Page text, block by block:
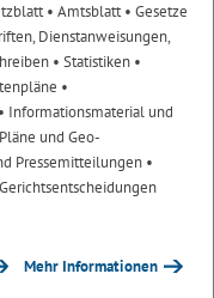
• Amtsblatt• Gesetze
Dienstanweisungen,
• Statistiken •
•
• Informationsmaterial und
und Geo-
Pressemitteilungen •
Mehr Informationen